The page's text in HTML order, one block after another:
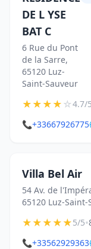
DE L YSE
BAT C
6 Rue du Pont
de la Sarre,
65120 Luz-
Saint-Sauveur
★★★★☆4.7/5
📞+33667926775
Villa Bel Air
54 Av. de
65120 Luz-Saint-
★★★★★5/5•
📞+33562929363